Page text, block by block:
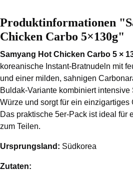
Produktinformationen
Chicken Carbo 5×130g"
Samyang Hot Chicken Carbo 5 ×
koreanische Instant-Bratnudeln mit
und einer milden, sahnigen
Buldak-Variante kombiniert intensive
Würze und sorgt für ein einzigartiges
Das praktische 5er-Pack ist ideal für
zum Teilen.
Ursprungsland: Südkorea
Zutaten: